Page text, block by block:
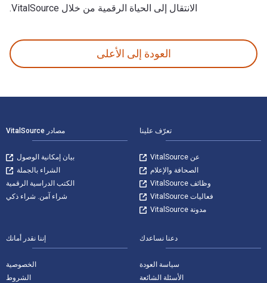
الانتقال إلى الحياة الرقمية من خلال VitalSource.
العودة إلى الأعلى
تعرّف علينا
عن VitalSource
الصحافة والإعلام
وظائف VitalSource
فعاليات VitalSource
مدونة VitalSource
مصادر VitalSource
بيان إمكانية الوصول
الشراء بالجملة
الكتب الدراسية الرقمية
شراء آمن. شراء ذكي
دعنا نساعدك
سياسة العودة
الأسئلة الشائعة
إننا نقدر أمانك
الخصوصية
الشروط